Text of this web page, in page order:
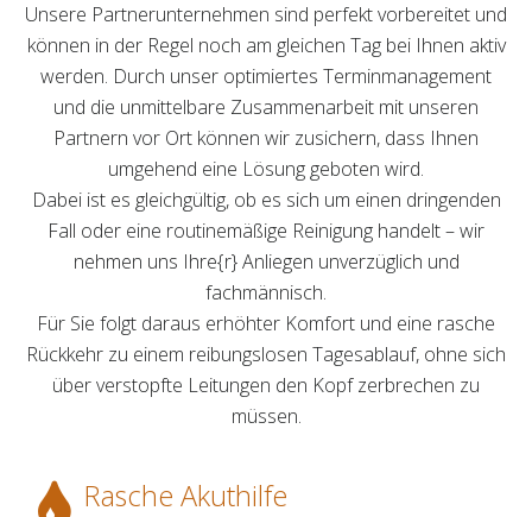
Unsere Partnerunternehmen sind perfekt vorbereitet und
können in der Regel noch am gleichen Tag bei Ihnen aktiv
werden. Durch unser optimiertes Terminmanagement
und die unmittelbare Zusammenarbeit mit unseren
Partnern vor Ort können wir zusichern, dass Ihnen
umgehend eine Lösung geboten wird.
Dabei ist es gleichgültig, ob es sich um einen dringenden
Fall oder eine routinemäßige Reinigung handelt – wir
nehmen uns Ihre{r} Anliegen unverzüglich und
fachmännisch.
Für Sie folgt daraus erhöhter Komfort und eine rasche
Rückkehr zu einem reibungslosen Tagesablauf, ohne sich
über verstopfte Leitungen den Kopf zerbrechen zu
müssen.
Rasche Akuthilfe